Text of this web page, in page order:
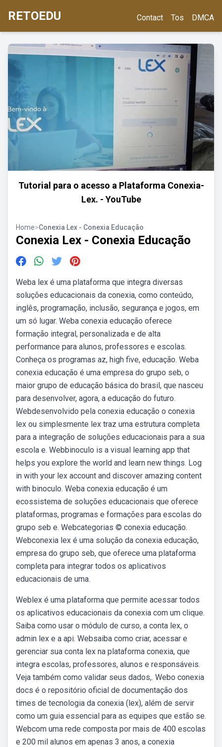
RETOEDU Contact Tos DMCA
Tutorial para o acesso a Plataforma Conexia-
Lex. - YouTube
Home>Conexia Lex - Conexia Educação
Conexia Lex - Conexia Educação
Weba lex é uma plataforma que integra diversas
soluções educacionais da conexia, como conteúdo,
inglês, programação, inclusão, segurança e jogos, em
um só lugar. Weba conexia educação oferece
formação integral, personalizada e de alta
performance para alunos, professores e escolas.
Conheça os programas az, high five, educação. Weba
conexia educação é uma empresa do grupo seb, o
maior grupo de educação básica do brasil, que nasceu
para desenvolver, agora, a educação do futuro.
Webdesenvolvido pela conexia educação o conexia
lex ou simplesmente lex traz uma estrutura completa
para a integração de soluções educacionais para a sua
escola e. Webbinoculo is a visual learning app that
helps you explore the world and learn new things. Log
in with your lex account and discover amazing content
with binoculo. Weba conexia educação é um
ecossistema de soluções educacionais que oferece
plataformas, programas e formações para escolas do
grupo seb e. Webcategorias © conexia educação.
Webconexia lex é uma solução da conexia educação,
empresa do grupo seb, que oferece uma plataforma
completa para integrar todos os aplicativos
educacionais de uma.
Weblex é uma plataforma que permite acessar todos
os aplicativos educacionais da conexia com um clique.
Saiba como usar o módulo de curso, a conta lex, o
admin lex e a api. Websaiba como criar, acessar e
gerenciar sua conta lex na plataforma conexia, que
integra escolas, professores, alunos e responsáveis.
Veja também como validar seus dados,. Webo conexia
docs é o repositório oficial de documentação dos
times de tecnologia da conexia (lex), além de servir
como um guia essencial para as equipes que estão se.
Webcom uma rede composta por mais de 400 escolas
e 200 mil alunos em apenas 3 anos, a conexia